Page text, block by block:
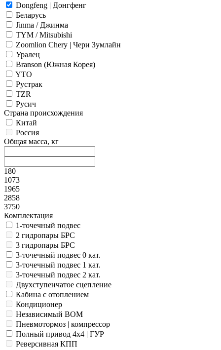
Dongfeng | Донгфенг
Беларусь
Jinma / Джинма
TYM / Mitsubishi
Zoomlion Chery | Чери Зумлайн
Уралец
Branson (Южная Корея)
YTO
Рустрак
TZR
Русич
Страна происхождения
Китай
Россия
Общая масса, кг
180
1073
1965
2858
3750
Комплектация
1-точечный подвес
2 гидропары БРС
3 гидропары БРС
3-точечный подвес 0 кат.
3-точечный подвес 1 кат.
3-точечный подвес 2 кат.
Двухступенчатое сцепление
Кабина с отоплением
Кондиционер
Независимый ВОМ
Пневмотормоз | компрессор
Полный привод 4x4 | ГУР
Реверсивная КПП